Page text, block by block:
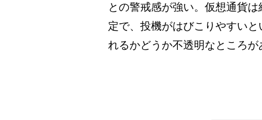
との警戒感が強い。仮想通貨
定で、投機がはびこりやすい
れるかどうか不透明なところが